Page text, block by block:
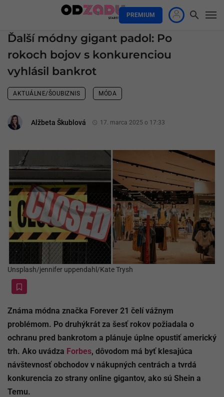
PREMIUM
Ďalší módny gigant padol: Po
rokoch bojov s konkurenciou
vyhlásil bankrot
AKTUÁLNE/ŠOUBIZNIS MÓDA
Alžbeta Škublová 17. marca 2025 o 17:33
Unsplash/jennifer uppendahl/Kate Trysh
Známa módna značka Forever 21 čelí vážnym
problémom. Po druhýkrát za šesť rokov požiadala o
ochranu pred bankrotom a plánuje úplne opustiť americký
trh. Ako uvádza Forbes, dôvodom má byť klesajúca
návštevnosť obchodov v nákupných centrách a tvrdá
konkurencia zo strany online gigantov, ako sú Shein a
Temu.